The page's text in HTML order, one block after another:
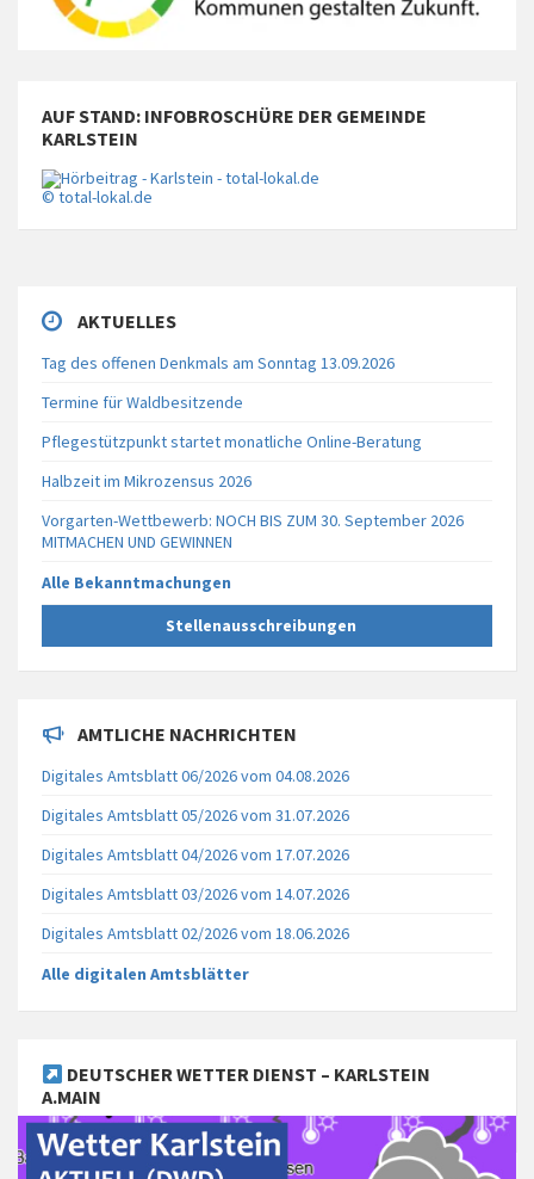
AUF STAND: INFOBROSCHÜRE DER GEMEINDE
KARLSTEIN
© total-lokal.de
AKTUELLES
Tag des offenen Denkmals am Sonntag 13.09.2026
Termine für Waldbesitzende
Pflegestützpunkt startet monatliche Online-Beratung
Halbzeit im Mikrozensus 2026
Vorgarten-Wettbewerb: NOCH BIS ZUM 30. September 2026
MITMACHEN UND GEWINNEN
Alle Bekanntmachungen
Stellenausschreibungen
AMTLICHE NACHRICHTEN
Digitales Amtsblatt 06/2026 vom 04.08.2026
Digitales Amtsblatt 05/2026 vom 31.07.2026
Digitales Amtsblatt 04/2026 vom 17.07.2026
Digitales Amtsblatt 03/2026 vom 14.07.2026
Digitales Amtsblatt 02/2026 vom 18.06.2026
Alle digitalen Amtsblätter
DEUTSCHER WETTER DIENST – KARLSTEIN
A.MAIN